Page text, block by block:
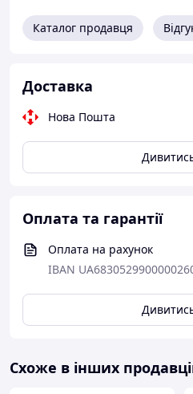
Каталог продавця
Доставка
Нова Пошта
Оплата та гарантії
Оплата на рахунок
IBAN
Схоже в інших